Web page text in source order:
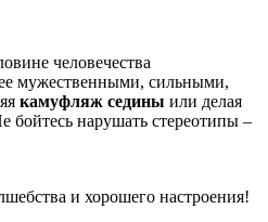
человечества
мужественными, сильными,
камуфляж седины или делая
бойтесь нарушать стереотипы –
и хорошего настроения!